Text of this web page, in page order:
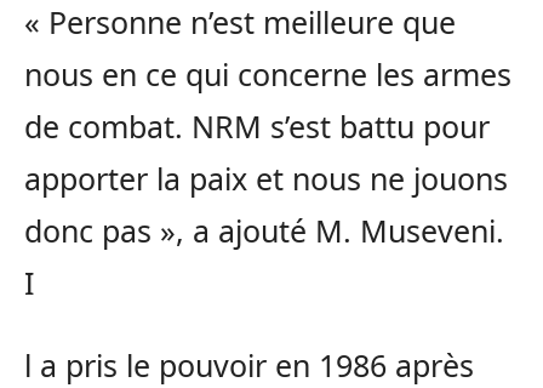
« Personne n’est meilleure que
nous en ce qui concerne les armes
de combat. NRM s’est battu pour
apporter la paix et nous ne jouons
donc pas », a ajouté M. Museveni.
I
l a pris le pouvoir en 1986 après